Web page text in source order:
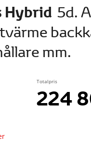
Hybrid 5d.
mm.
Totalpris
224